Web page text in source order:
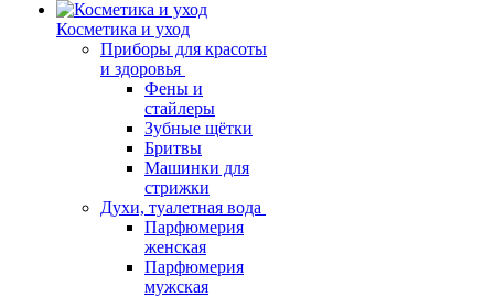
Косметика и уход
Приборы для красоты
и здоровья
Фены и
стайлеры
Зубные щётки
Бритвы
Машинки для
стрижки
Духи, туалетная вода
Парфюмерия
женская
Парфюмерия
мужская